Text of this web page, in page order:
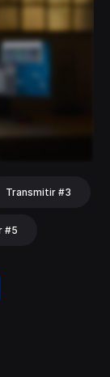
Transmitir #3
#5